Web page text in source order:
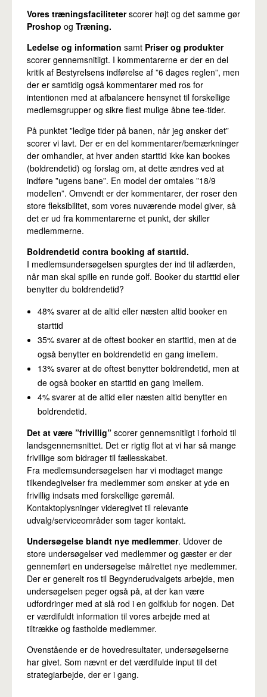
Vores træningsfaciliteterscorer højt og det samme gør
Proshop og Træning.
Ledelse og information samt Priser og produkter
scorer gennemsnitligt. I kommentarerne er der en del
kritik af Bestyrelsens indførelse af ”6 dages reglen”, men
der er samtidig også kommentarer med ros for
intentionen med at afbalancere hensynet til forskellige
medlemsgrupper og sikre flest mulige åbne tee-tider.
På punktet ”ledige tider på banen, når jeg ønsker det”
scorer vi lavt. Der er en del kommentarer/bemærkninger
der omhandler, at hver anden starttid ikke kan bookes
(boldrendetid) og forslag om, at dette ændres ved at
indføre ”ugens bane”. En model der omtales ”18/9
modellen”. Omvendt er der kommentarer, der roser den
store fleksibilitet, som vores nuværende model giver, så
det er ud fra kommentarerne et punkt, der skiller
medlemmerne.
Boldrendetid contra booking af starttid.
I medlemsundersøgelsen spurgtes der ind til adfærden,
når man skal spille en runde golf. Booker du starttid eller
benytter du boldrendetid?
48% svarer at de altid eller næsten altid booker en
starttid
35% svarer at de oftest booker en starttid, men at de
også benytter en boldrendetid en gang imellem.
13% svarer at de oftest benytter boldrendetid, men at
de også booker en starttid en gang imellem.
4% svarer at de altid eller næsten altid benytter en
boldrendetid.
Det at være ”frivillig” scorer gennemsnitligt i forhold til
landsgennemsnittet. Det er rigtig flot at vi har så mange
frivillige som bidrager til fællesskabet.
Fra medlemsundersøgelsen har vi modtaget mange
tilkendegivelser fra medlemmer som ønsker at yde en
frivillig indsats med forskellige gøremål.
Kontaktoplysninger videregivet til relevante
udvalg/serviceområder som tager kontakt.
Undersøgelse blandt nye medlemmer. Udover de
store undersøgelser ved medlemmer og gæster er der
gennemført en undersøgelse målrettet nye medlemmer.
Der er generelt ros til Begynderudvalgets arbejde, men
undersøgelsen peger også på, at der kan være
udfordringer med at slå rod i en golfklub for nogen. Det
er værdifuldt information til vores arbejde med at
tiltrække og fastholde medlemmer.
Ovenstående er de hovedresultater, undersøgelserne
har givet. Som nævnt er det værdifulde input til det
strategiarbejde, der er i gang.